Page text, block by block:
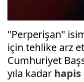
"Perperişan"
için tehlike arz
Cumhuriyet
yıla kadar hapis